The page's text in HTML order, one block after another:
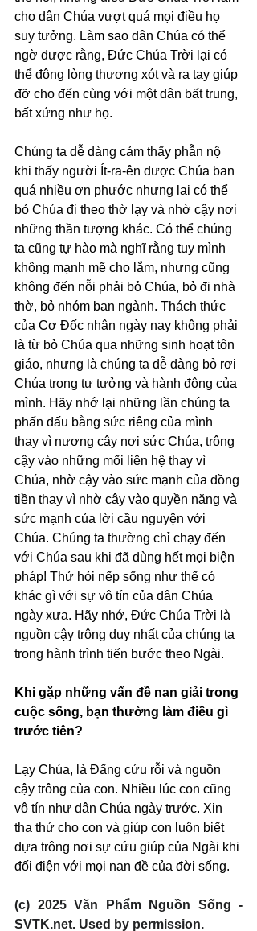
cho dân Chúa vượt quá mọi điều họ
suy tưởng. Làm sao dân Chúa có thể
ngờ được rằng, Đức Chúa Trời lại có
thể động lòng thương xót và ra tay giúp
đỡ cho đến cùng với một dân bất trung,
bất xứng như họ.
Chúng ta dễ dàng cảm thấy phẫn nộ
khi thấy người Ít-ra-ên được Chúa ban
quá nhiều ơn phước nhưng lại có thể
bỏ Chúa đi theo thờ lạy và nhờ cậy nơi
những thần tượng khác. Có thể chúng
ta cũng tự hào mà nghĩ rằng tuy mình
không mạnh mẽ cho lắm, nhưng cũng
không đến nỗi phải bỏ Chúa, bỏ đi nhà
thờ, bỏ nhóm ban ngành. Thách thức
của Cơ Đốc nhân ngày nay không phải
là từ bỏ Chúa qua những sinh hoạt tôn
giáo, nhưng là chúng ta dễ dàng bỏ rơi
Chúa trong tư tưởng và hành động của
mình. Hãy nhớ lại những lần chúng ta
phấn đấu bằng sức riêng của mình
thay vì nương cậy nơi sức Chúa, trông
cậy vào những mối liên hệ thay vì
Chúa, nhờ cậy vào sức mạnh của đồng
tiền thay vì nhờ cậy vào quyền năng và
sức mạnh của lời cầu nguyện với
Chúa. Chúng ta thường chỉ chạy đến
với Chúa sau khi đã dùng hết mọi biện
pháp! Thử hỏi nếp sống như thế có
khác gì với sự vô tín của dân Chúa
ngày xưa. Hãy nhớ, Đức Chúa Trời là
nguồn cậy trông duy nhất của chúng ta
trong hành trình tiến bước theo Ngài.
Khi gặp những vấn đề nan giải trong
cuộc sống, bạn thường làm điều gì
trước tiên?
Lạy Chúa, là Đấng cứu rỗi và nguồn
cậy trông của con. Nhiều lúc con cũng
vô tín như dân Chúa ngày trước. Xin
tha thứ cho con và giúp con luôn biết
dựa trông nơi sự cứu giúp của Ngài khi
đối điện với mọi nan đề của đời sống.
(c) 2025 Văn Phẩm Nguồn Sống -
SVTK.net. Used by permission.